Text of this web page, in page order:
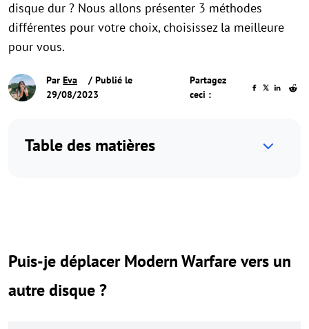
disque dur ? Nous allons présenter 3 méthodes
différentes pour votre choix, choisissez la meilleure
pour vous.
Par Eva
/ Publié le
29/08/2023
Partagez
ceci :
Table des matières
Puis-je déplacer Modern Warfare vers un
autre disque ?